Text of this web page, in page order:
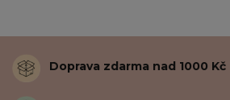
Doprava zdarma nad 1000 Kč